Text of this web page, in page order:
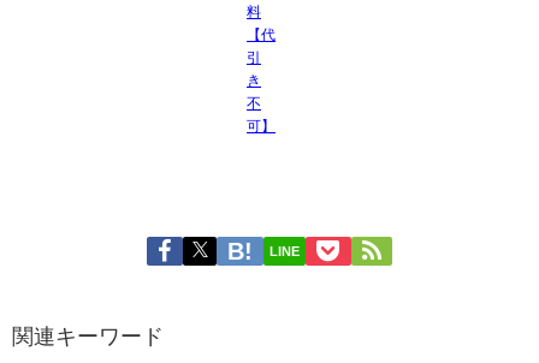
料
【代
引
き
不
可】
LINE
関連キーワード